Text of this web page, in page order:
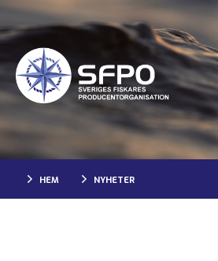
HEM NYHETER